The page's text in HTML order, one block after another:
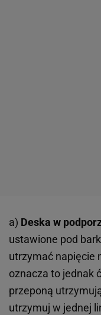
a) Deska w
ustawione pod
utrzymać napięcie
oznacza to jednak
przeponą
utrzymuj w jednej